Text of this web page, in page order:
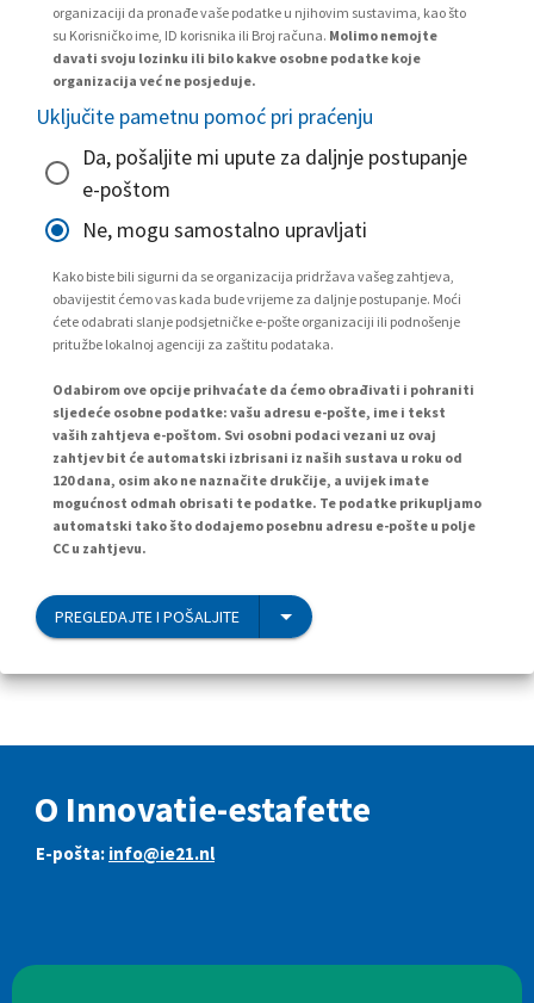
organizaciji da pronađe vaše podatke u njihovim sustavima, kao što
su Korisničko ime, ID korisnika ili Broj računa. Molimo nemojte
davati svoju lozinku ili bilo kakve osobne podatke koje
organizacija već ne posjeduje.
Uključite pametnu pomoć pri praćenju
Da, pošaljite mi upute za daljnje postupanje
e-poštom
Ne, mogu samostalno upravljati
Kako biste bili sigurni da se organizacija pridržava vašeg zahtjeva,
obavijestit ćemo vas kada bude vrijeme za daljnje postupanje. Moći
ćete odabrati slanje podsjetničke e-pošte organizaciji ili podnošenje
pritužbe lokalnoj agenciji za zaštitu podataka.
Odabirom ove opcije prihvaćate da ćemo obrađivati i pohraniti
sljedeće osobne podatke: vašu adresu e-pošte, ime i tekst
vaših zahtjeva e-poštom. Svi osobni podaci vezani uz ovaj
zahtjev bit će automatski izbrisani iz naših sustava u roku od
120 dana, osim ako ne naznačite drukčije, a uvijek imate
mogućnost odmah obrisati te podatke. Te podatke prikupljamo
automatski tako što dodajemo posebnu adresu e-pošte u polje
CC u zahtjevu.
PREGLEDAJTE I POŠALJITE
O Innovatie-estafette
E-pošta: info@ie21.nl